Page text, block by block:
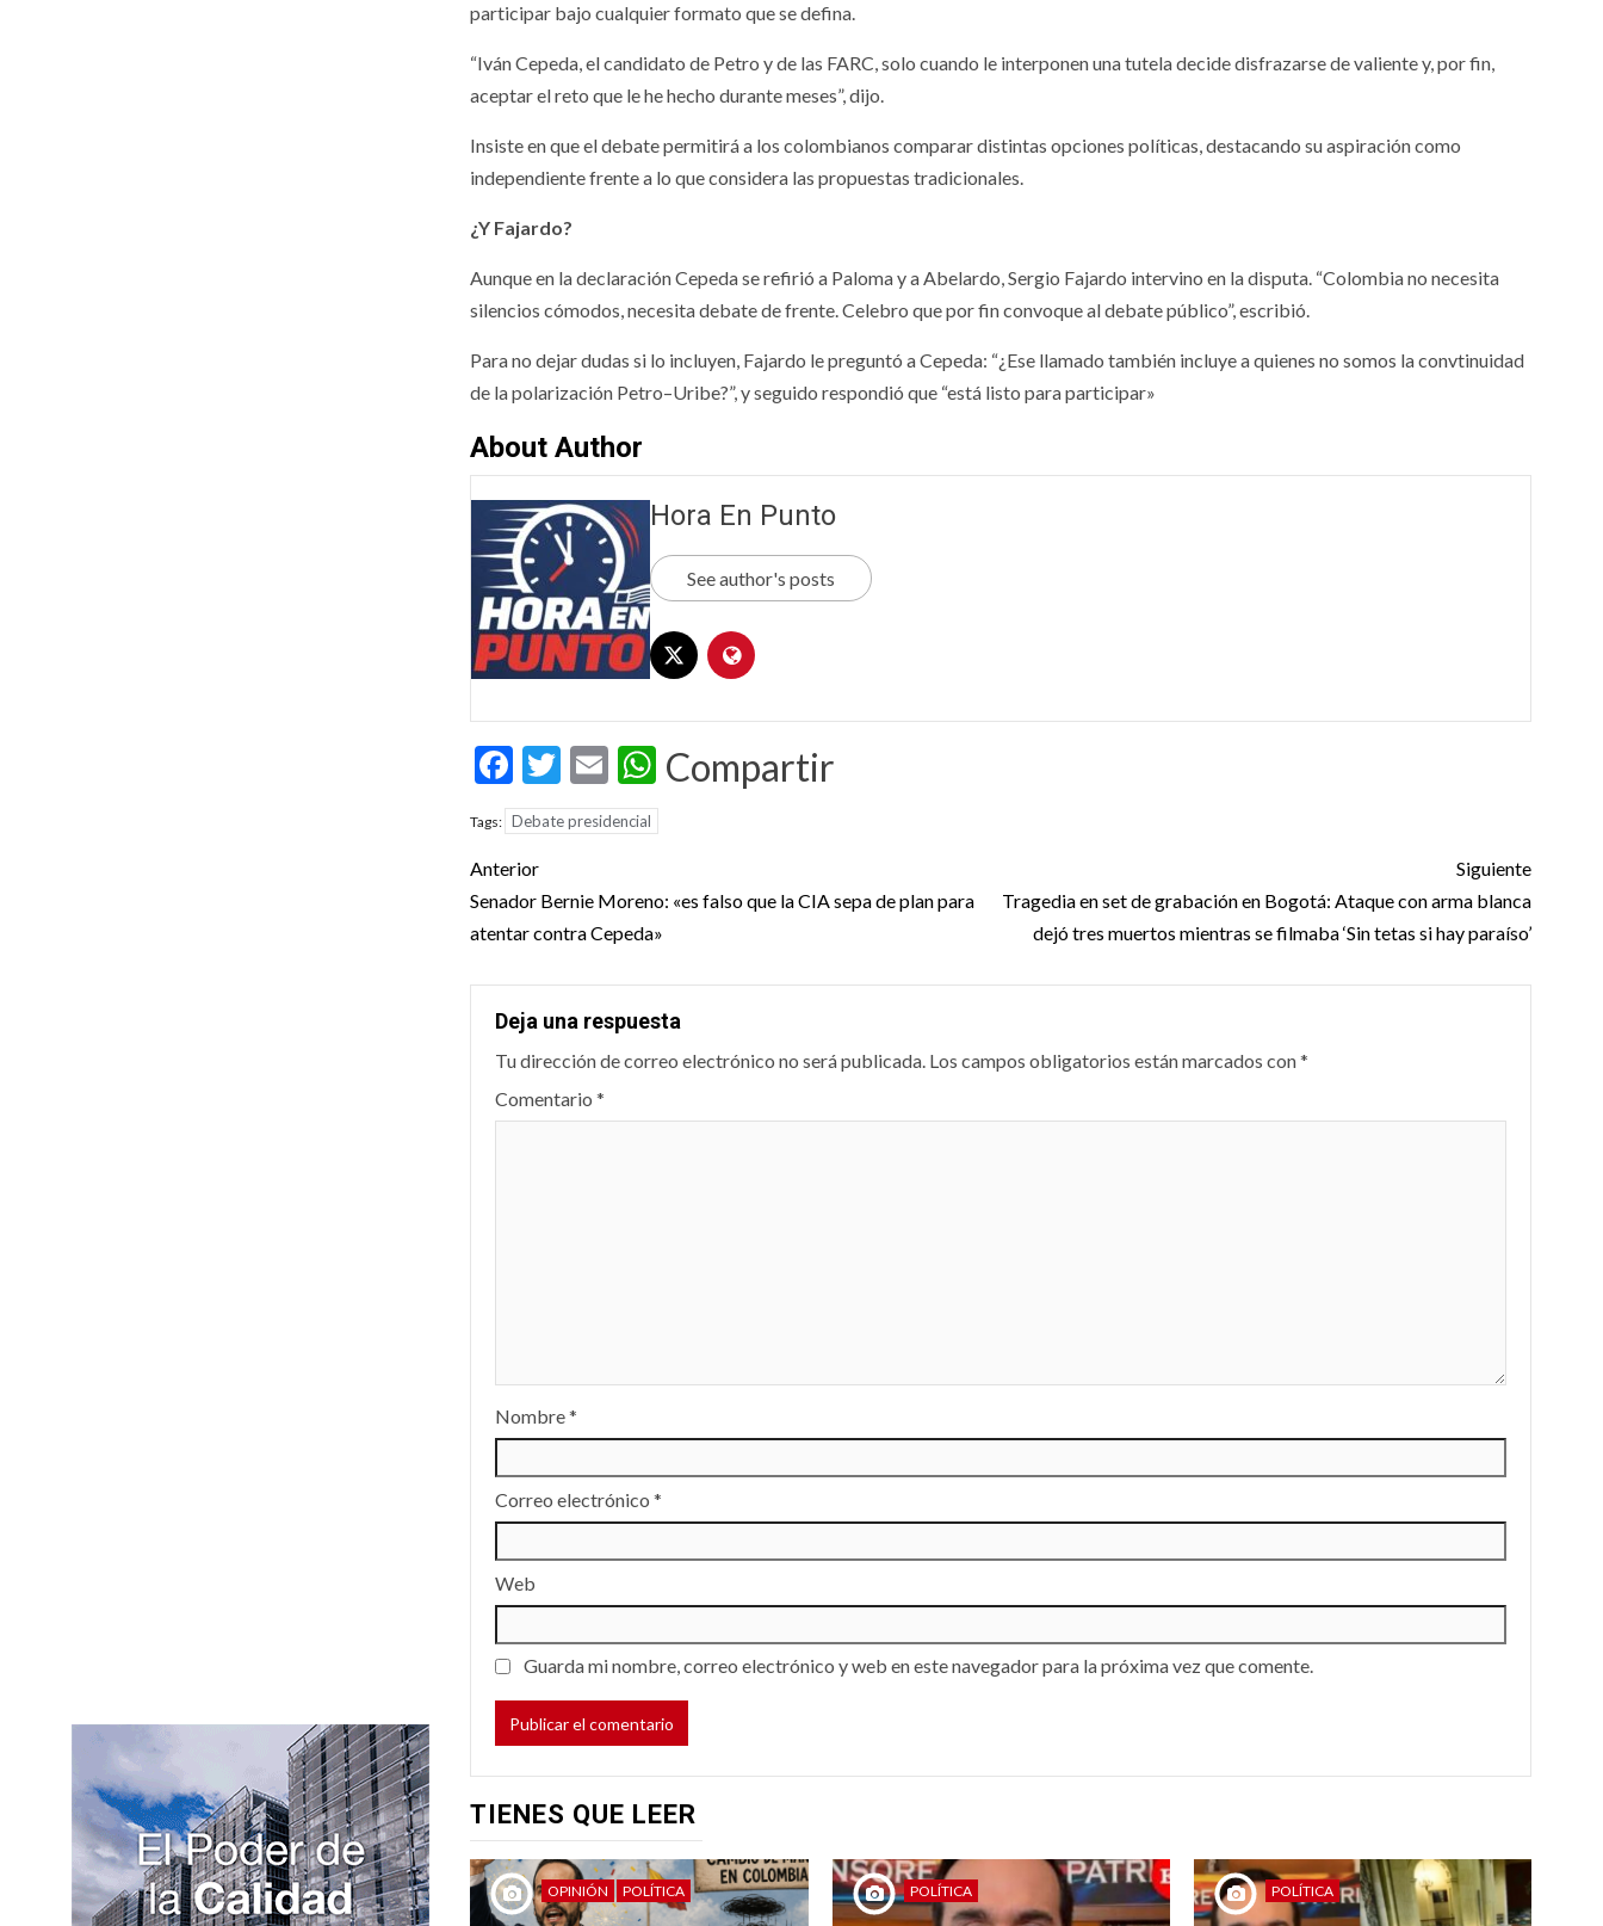
participar bajo cualquier formato que se defina.
“Iván Cepeda, el candidato de Petro y de las FARC, solo cuando le interponen una tutela decide disfrazarse de valiente y, por fin,
aceptar el reto que le he hecho durante meses”, dijo.
Insiste en que el debate permitirá a los colombianos comparar distintas opciones políticas, destacando su aspiración como
independiente frente a lo que considera las propuestas tradicionales.
¿Y Fajardo?
Aunque en la declaración Cepeda se refirió a Paloma y a Abelardo, Sergio Fajardo intervino en la disputa. “Colombia no necesita
silencios cómodos, necesita debate de frente. Celebro que por fin convoque al debate público”, escribió.
Para no dejar dudas si lo incluyen, Fajardo le preguntó a Cepeda: “¿Ese llamado también incluye a quienes no somos la convtinuidad
de la polarización Petro–Uribe?”, y seguido respondió que “está listo para participar»
About Author
Hora En Punto
See author's posts
Facebook
Twitter
EmailWhatsApp
Compartir
Tags: Debate presidencial
Post
navigation
Anterior
Senador Bernie Moreno: «es falso que la CIA sepa de plan para
atentar contra Cepeda»
Siguiente
Tragedia en set de grabación en Bogotá: Ataque con arma blanca
dejó tres muertos mientras se filmaba ‘Sin tetas si hay paraíso’
Deja una respuesta
Tu dirección de correo electrónico no será publicada. Los campos obligatorios están marcados con*
Comentario*
Nombre*
Correo electrónico*
Web
Guarda mi nombre, correo electrónico y web en este navegador para la próxima vez que comente.
TIENES QUE LEER
OPINIÓN POLÍTICA POLÍTICA POLÍTICA